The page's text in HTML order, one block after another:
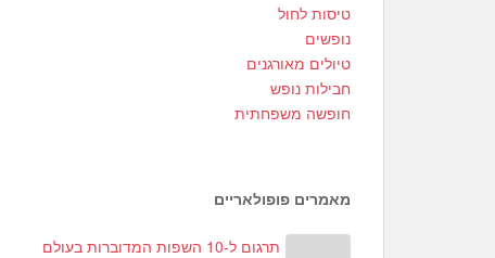
4
0
0
טיסות לחול
נופשים
טיולים מאורגנים
חבילות נופש
חופשה משפחתית
מאמרים פופולאריים
תרגום ל-10 השפות המדוברות בעולם